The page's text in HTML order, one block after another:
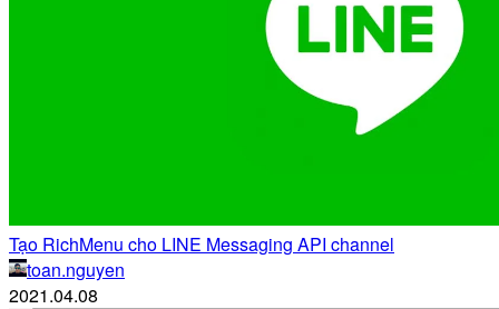
Tạo RichMenu cho LINE Messaging API channel
toan.nguyen
2021.04.08